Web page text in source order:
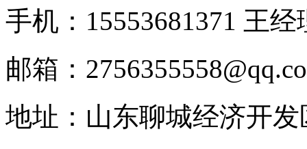
手机：15553681371 王
邮箱：
地址：山东聊城经济开